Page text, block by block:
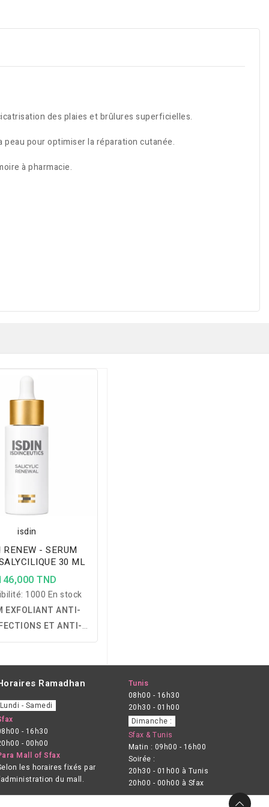
des plaies et brûlures superficielles.
pour optimiser la réparation cutanée.
à pharmacie.
isdin
RENEW - SERUM
30 ML
TND
1000 En stock
EXFOLIANT ANTI-
ET ANTI-
sérum concentré en
réduit les
resserre les
matifie la peau et
les signes de l'âge
un teint plus lisse,
et éclatant.
Ramadhan
Lundi - Samedi
- 16h30
- 00h00
Mall of Sfax
les horaires fixés par
du mall.
Tunis
08h00 - 16h30
20h30 - 01h00
Dimanche :
Sfax & Tunis
Matin : 09h00 - 16h00
Soirée :
20h30 - 01h00 à Tunis
20h00 - 00h00 à Sfax